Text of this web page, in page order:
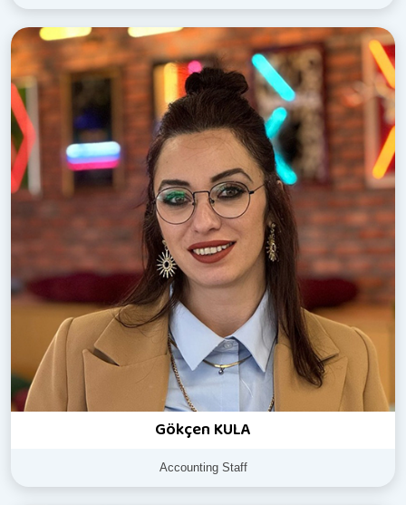
Gökçen KULA
Accounting Staff